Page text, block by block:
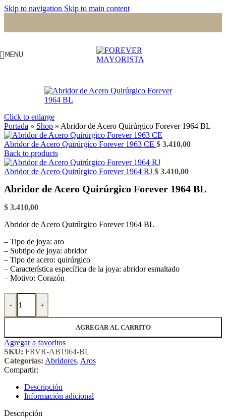
Skip to navigation Skip to main content
MENU
Click to enlarge
Portada » Shop » Abridor de Acero Quirúrgico Forever 1964 BL
Abridor de Acero Quirúrgico Forever 1963 CE $ 3.410,00
Back to products
Abridor de Acero Quirúrgico Forever 1964 RJ $ 3.410,00
Abridor de Acero Quirúrgico Forever 1964 BL
$ 3.410,00
Abridor de Acero Quirúrgico Forever 1964 BL
– Tipo de joya: aro
– Subtipo de joya: abridor
– Tipo de acero: quirúrgico
– Característica específica de la joya: abridor esmaltado
– Motivo: Corazón
-
Abridor de Acero Quirúrgico Forever 1964 BL cantidad
+
AGREGAR AL CARRITO
Agregar a favoritos
SKU: FRVR-AB1964-BL
Categorías: Abridores, Aros
Compartir:
Descripción
Información adicional
Descripción